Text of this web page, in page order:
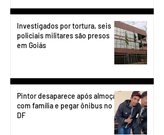
Investigados por tortura, seis
policiais militares são presos
em Goiás
Pintor desaparece após almoçar
com família e pegar ônibus no
DF